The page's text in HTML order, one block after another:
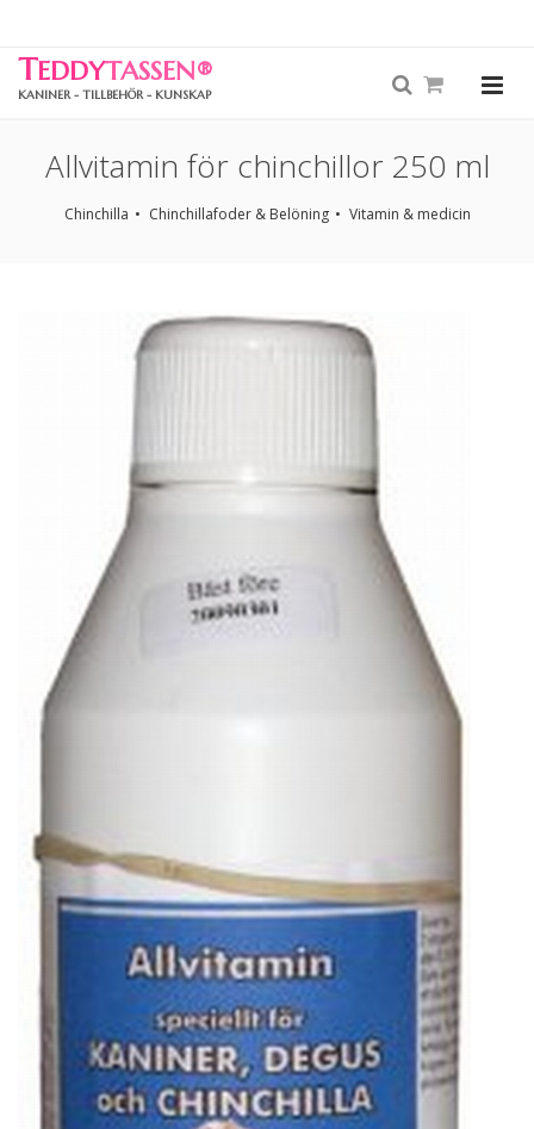
TEDDYTASSEN®
KANINER - TILLBEHÖR - KUNSKAP
Allvitamin för chinchillor 250 ml
Chinchilla Chinchillafoder & Belöning Vitamin & medicin